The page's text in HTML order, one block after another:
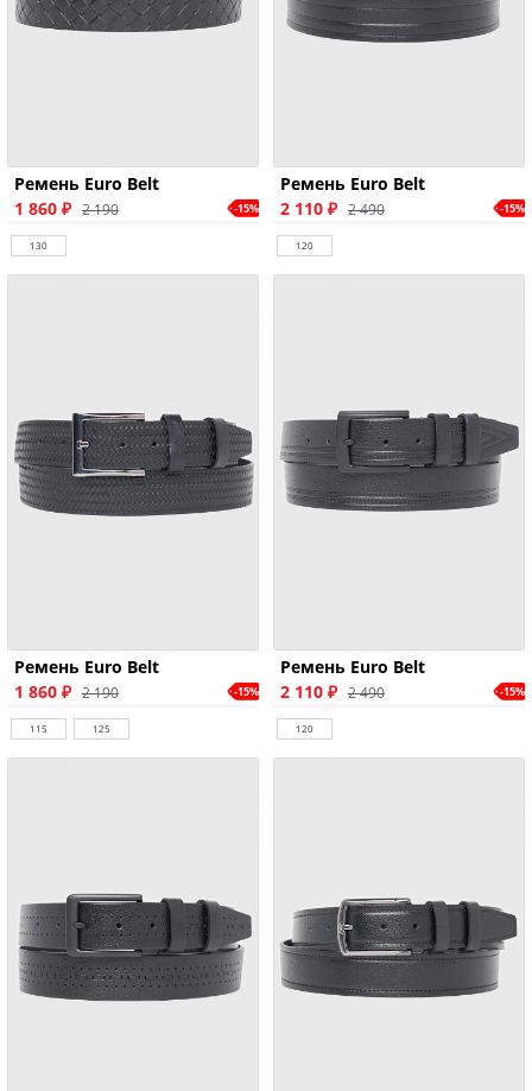
Ремень Euro Belt
1 860 ₽ 2 190 -15%
130
Ремень Euro Belt
2 110 ₽ 2 490 -15%
120
Ремень Euro Belt
1 860 ₽ 2 190 -15%
115 125
Ремень Euro Belt
2 110 ₽ 2 490 -15%
120